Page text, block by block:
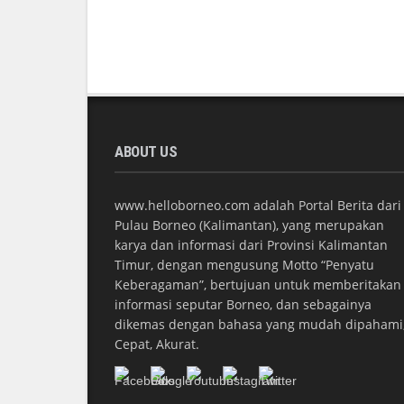
ABOUT US
www.helloborneo.com adalah Portal Berita dari
Pulau Borneo (Kalimantan), yang merupakan
karya dan informasi dari Provinsi Kalimantan
Timur, dengan mengusung Motto “Penyatu
Keberagaman”, bertujuan untuk memberitakan
informasi seputar Borneo, dan sebagainya
dikemas dengan bahasa yang mudah
Cepat, Akurat.